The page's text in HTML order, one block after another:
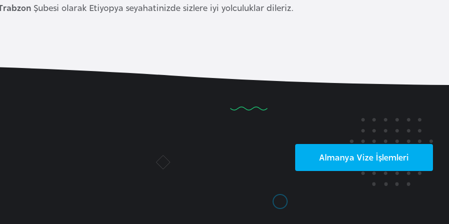
Şubesi olarak Etiyopya seyahatinizde sizlere iyi yolculuklar dileriz.
Almanya Vize İşlemleri